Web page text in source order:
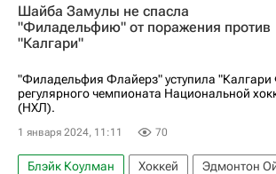
Иван Барбашев
Национальная хоккейная лига (НХЛ)
Шайба Замулы не спасла
"Филадельфию" от поражения против
"Калгари"
"Филадельфия Флайерз" уступила
регулярного чемпионата Национальной
(НХЛ).
1 января 2024, 11:11 70
Блэйк Коулман Хоккей
Эдмонтон